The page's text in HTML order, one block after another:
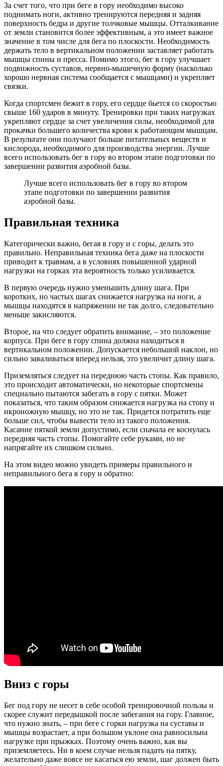
За счет того, что при беге в гору необходимо высоко
поднимать ноги, активно тренируются передняя и задняя
поверхность бедра и другие толчковые мышцы. Отталкивание
от земли становится более эффективным, а это имеет важное
значение в том числе для бега по плоскости. Необходимость
держать тело в вертикальном положении заставляет работать
мышцы спины и пресса. Помимо этого, бег в гору улучшает
подвижность суставов, нервно-мышечную форму (насколько
хорошо нервная система сообщается с мышцами) и укрепляет
связки.
Когда спортсмен бежит в гору, его сердце бьется со скоростью
свыше 160 ударов в минуту. Тренировки при таких нагрузках
укрепляют сердце за счет увеличения силы, необходимой для
прокачки большего количества крови к работающим мышцам.
В результате они получают больше питательных веществ и
кислорода, необходимого для производства энергии. Лучше
всего использовать бег в гору во втором этапе подготовки по
завершении развития аэробной базы.
Лучше всего использовать бег в гору во втором
этапе подготовки по завершении развития
аэробной базы.
Правильная техника
Категорически важно, бегая в гору и с горы, делать это
правильно. Неправильная техника бега даже на плоскости
приводит к травмам, а в условиях повышенной ударной
нагрузки на горках эта вероятность только усиливается.
В первую очередь нужно уменьшить длину шага. При
коротких, но частых шагах снижается нагрузка на ноги, а
мышцы находятся в напряжении не так долго, следовательно
меньше закисляются.
Второе, на что следует обратить внимание, – это положение
корпуса. При беге в гору спина должна находиться в
вертикальном положении. Допускается небольшой наклон, но
сильно заваливаться вперед нельзя, это увеличит длину шага.
Приземляться следует на переднюю часть стопы. Как правило,
это происходит автоматически, но некоторые спортсмены
специально пытаются забегать в гору с пятки. Может
показаться, что таким образом снижается нагрузка на стопу и
икроножную мышцу, но это не так. Придется потратить еще
больше сил, чтобы вывести тело из такого положения.
Касание пяткой земли допустимо, если сначала ее коснулась
передняя часть стопы. Помогайте себе руками, но не
напрягайте их слишком сильно.
На этом видео можно увидеть примеры правильного и
неправильного бега в гору и обратно:
Вниз с горы
Бег под гору не несет в себе особой тренировочной пользы и
скорее служит передышкой после забегания на гору. Главное,
что нужно знать, – при беге с горки нагрузка на суставы и
мышцы возрастает, а при большом уклоне она равносильна
нагрузке при прыжках. Поэтому очень важно, как вы
приземляетесь. Ни в коем случае нельзя падать на пятку,
желательно даже вовсе не касаться ею земли, шаг должен быть